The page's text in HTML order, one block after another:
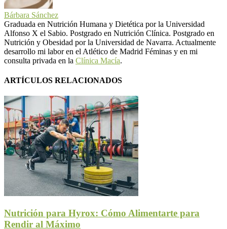
Bárbara Sánchez
Graduada en Nutrición Humana y Dietética por la Universidad
Alfonso X el Sabio. Postgrado en Nutrición Clínica. Postgrado en
Nutrición y Obesidad por la Universidad de Navarra. Actualmente
desarrollo mi labor en el Atlético de Madrid Féminas y en mi
consulta privada en la Clínica Macía.
ARTÍCULOS RELACIONADOS
Nutrición para Hyrox: Cómo Alimentarte para
Rendir al Máximo